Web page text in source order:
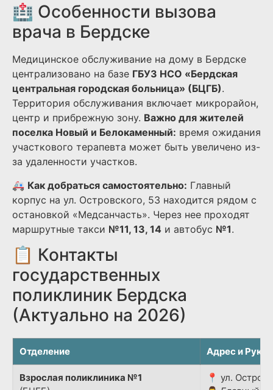
🏥 Особенности вызова
врача в Бердске
Медицинское обслуживание на дому в Бердске
централизовано на базе ГБУЗ НСО «Бердская
центральная городская больница» (БЦГБ).
Территория обслуживания включает микрорайон,
центр и прибрежную зону. Важно для жителей
поселка Новый и Белокаменный: время ожидания
участкового терапевта может быть увеличено из-
за удаленности участков.
🚑 Как добраться самостоятельно: Главный
корпус на ул. Островского, 53 находится рядом с
остановкой «Медсанчасть». Через нее проходят
маршрутные такси №11, 13, 14 и автобус №1.
📋 Контакты
государственных
поликлиник Бердска
(Актуально на 2026)
Отделение Адрес и
Взрослая поликлиника №1
📍 ул.